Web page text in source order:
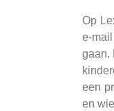
Op
e-
gaan.
een
en